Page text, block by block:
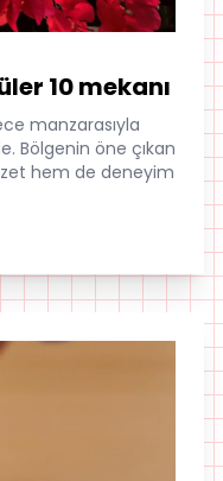
10 mekanı
manzarasıyla
Bölgenin öne çıkan
hem de deneyim